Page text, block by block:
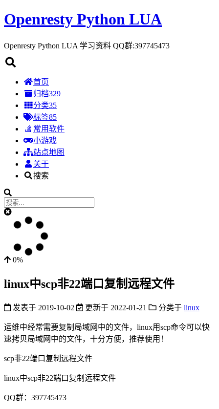
Openresty Python LUA
Openresty Python LUA 学习资料 QQ群:397745473
首页
归档329
分类35
标签85
常用软件
小游戏
站点地图
关于
搜索
0%
linux中scp非22端口复制远程文件
发表于 2019-10-02 更新于 2022-01-21 分类于 linux
运维中经常需要复制局域网中的文件，linux用scp命令可以快
速拷贝局域网中的文件，十分方便，推荐使用！
scp非22端口复制远程文件
linux中scp非22端口复制远程文件
QQ群：397745473